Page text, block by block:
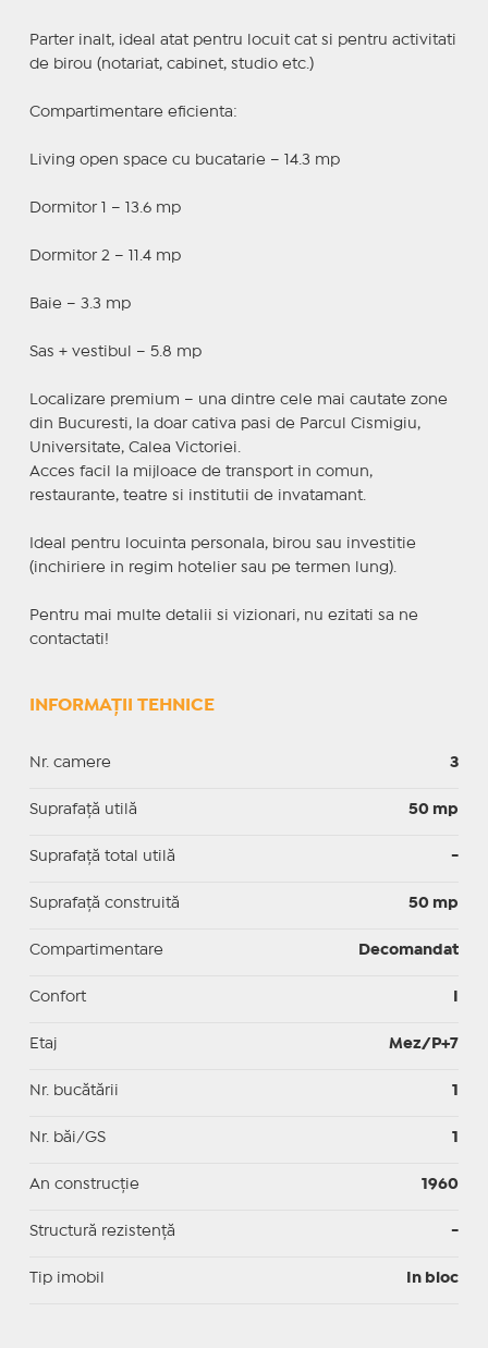
Parter inalt, ideal atat pentru locuit cat si pentru activitati
de birou (notariat, cabinet, studio etc.)
Compartimentare eficienta:
Living open space cu bucatarie – 14.3 mp
Dormitor 1 – 13.6 mp
Dormitor 2 – 11.4 mp
Baie – 3.3 mp
Sas + vestibul – 5.8 mp
Localizare premium – una dintre cele mai cautate zone
din Bucuresti, la doar cativa pasi de Parcul Cismigiu,
Universitate, Calea Victoriei.
Acces facil la mijloace de transport in comun,
restaurante, teatre si institutii de invatamant.
Ideal pentru locuinta personala, birou sau investitie
(inchiriere in regim hotelier sau pe termen lung).
Pentru mai multe detalii si vizionari, nu ezitati sa ne
contactati!
INFORMAȚII TEHNICE
Nr. camere 3
Suprafaţă utilă 50 mp
Suprafaţă total utilă -
Suprafaţă construită 50 mp
Compartimentare Decomandat
Confort
Etaj Mez/P+7
Nr. bucătării 1
Nr. băi/GS 1
An construcție 1960
Structură rezistență -
Tip imobil In bloc